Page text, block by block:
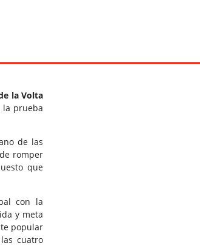
la Volta
la prueba
de las
romper
que
con la
y meta
popular
cuatro